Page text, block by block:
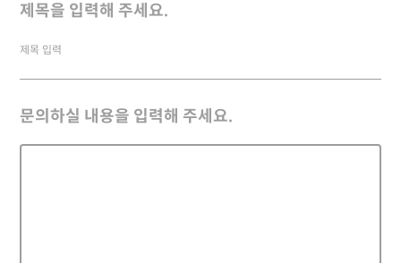
제목을 입력해 주세요.
문의하실 내용을 입력해 주세요.